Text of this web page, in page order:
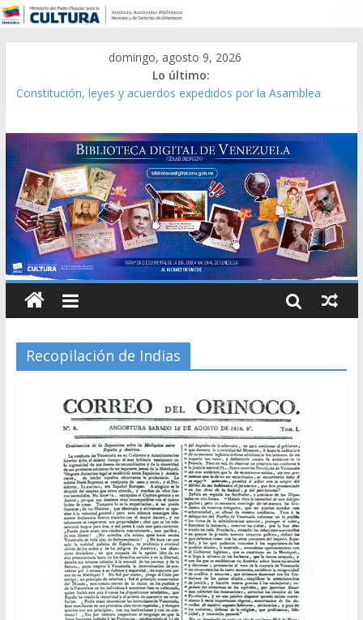
domingo, agosto 9, 2026
Lo último:
Constitución, leyes y acuerdos expedidos por la Asamblea
Modesta Bor Sánchez [material gráfico]
Gaceta Oficial de la República de Venezuela año CXXXIII Mes V,
Caracas 09 de marzo de 2006 N° 38.394
Catálogo temático de obras de Modesta Bor
Recopilación de Indias